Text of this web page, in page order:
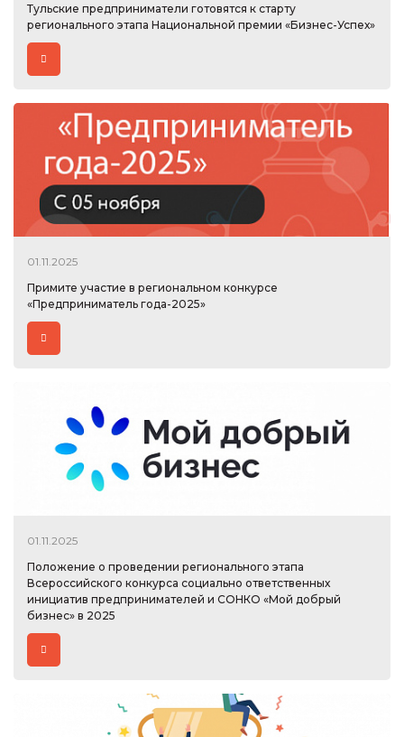
Тульские предприниматели готовятся к старту
регионального этапа Национальной премии «Бизнес-Успех»
01.11.2025
Примите участие в региональном конкурсе
«Предприниматель года-2025»
01.11.2025
Положение о проведении регионального этапа
Всероссийского конкурса социально ответственных
инициатив предпринимателей и СОНКО «Мой добрый
бизнес» в 2025